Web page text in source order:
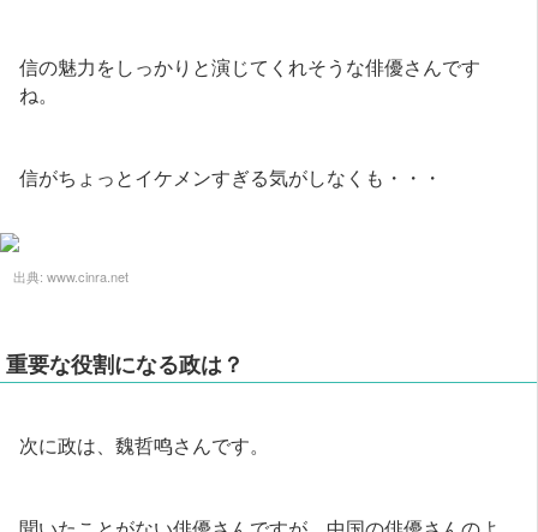
信の魅力をしっかりと演じてくれそうな俳優さんです
ね。
信がちょっとイケメンすぎる気がしなくも・・・
出典: www.cinra.net
重要な役割になる政は？
次に政は、魏哲鸣さんです。